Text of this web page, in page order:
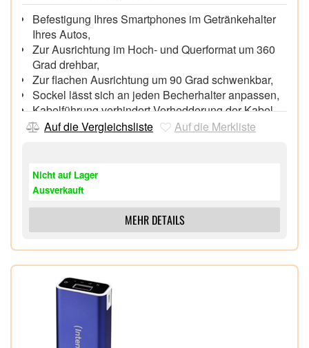
Befestigung Ihres Smartphones im Getränkehalter
Ihres Autos,
Zur Ausrichtung im Hoch- und Querformat um 360
Grad drehbar,
Zur flachen Ausrichtung um 90 Grad schwenkbar,
Sockel lässt sich an jeden Becherhalter anpassen,
Kabelführung verhindert Verhedderung der Kabel,
Auf die Vergleichsliste
Auf die Merkliste
Nicht auf Lager
Ausverkauft
MEHR DETAILS